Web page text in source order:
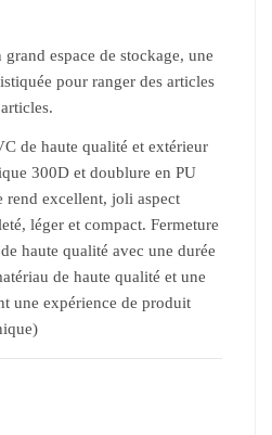
espace de stockage, une
pour ranger des articles
de haute qualité et extérieur
300D et doublure en PU
rend excellent, joli aspect
léger et compact. Fermeture
haute qualité avec une durée
de haute qualité et une
une expérience de produit